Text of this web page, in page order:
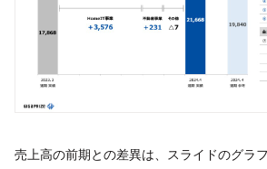
売上高の前期との差異は、スライドのグラ